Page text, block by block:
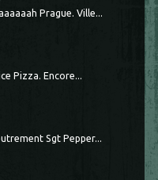
Prague. Ville...
Pizza. Encore...
Sgt Pepper...